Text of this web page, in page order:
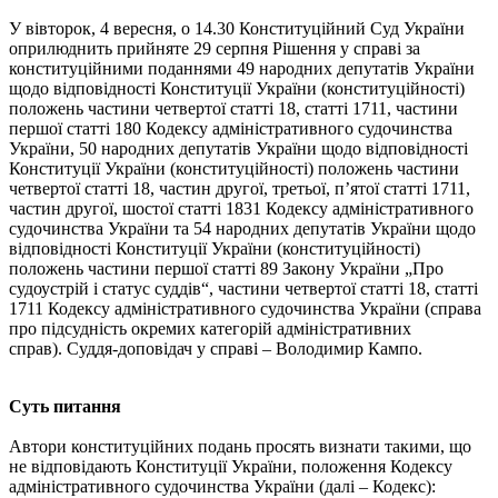
У вівторок, 4 вересня, о 14.30 Конституційний Суд України
оприлюднить прийняте 29 серпня Рішення у справі за
конституційними поданнями 49 народних депутатів України
щодо відповідності Конституції України (конституційності)
положень частини четвертої статті 18, статті 1711, частини
першої статті 180 Кодексу адміністративного судочинства
України, 50 народних депутатів України щодо відповідності
Конституції України (конституційності) положень частини
четвертої статті 18, частин другої, третьої, п’ятої статті 1711,
частин другої, шостої статті 1831 Кодексу адміністративного
судочинства України та 54 народних депутатів України щодо
відповідності Конституції України (конституційності)
положень частини першої статті 89 Закону України „Про
судоустрій і статус суддів“, частини четвертої статті 18, статті
1711 Кодексу адміністративного судочинства України (справа
про підсудність окремих категорій адміністративних
справ). Суддя-доповідач у справі – Володимир Кампо.
Суть питання
Автори конституційних подань просять визнати такими, що
не відповідають Конституції України, положення Кодексу
адміністративного судочинства України (далі – Кодекс):